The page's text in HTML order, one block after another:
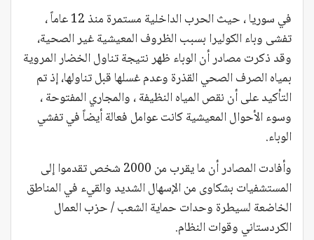
في سوريا ، حيث الحرب الداخلية مستمرة منذ 12 عاماً ،
تفشى وباء الكوليرا بسبب الظروف المعيشية غير الصحية،
وقد ذكرت مصادر أن الوباء ظهر نتيجة تناول الخضار المروية
بمياه الصرف الصحي القذرة وعدم غسلها قبل تناولها، إذ تم
التأكيد على أن نقص المياه النظيفة ، والمجاري المفتوحة ،
وسوء الأحوال المعيشية كانت عوامل فعالة أيضاً في تفشي
الوباء.
وأفادت المصادر أن ما يقرب من 2000 شخص تقدموا إلى
المستشفيات بشكاوى من الإسهال الشديد والقيء في المناطق
الخاضعة لسيطرة وحدات حماية الشعب / حزب العمال
الكردستاني وقوات النظام.